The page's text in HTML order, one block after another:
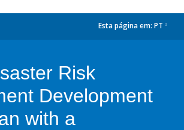
Esta página em: PT
Risk
Development
with a